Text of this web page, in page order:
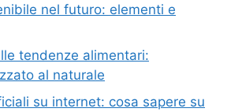
nel futuro: elementi e
tendenze alimentari:
al naturale
su internet: cosa sapere su